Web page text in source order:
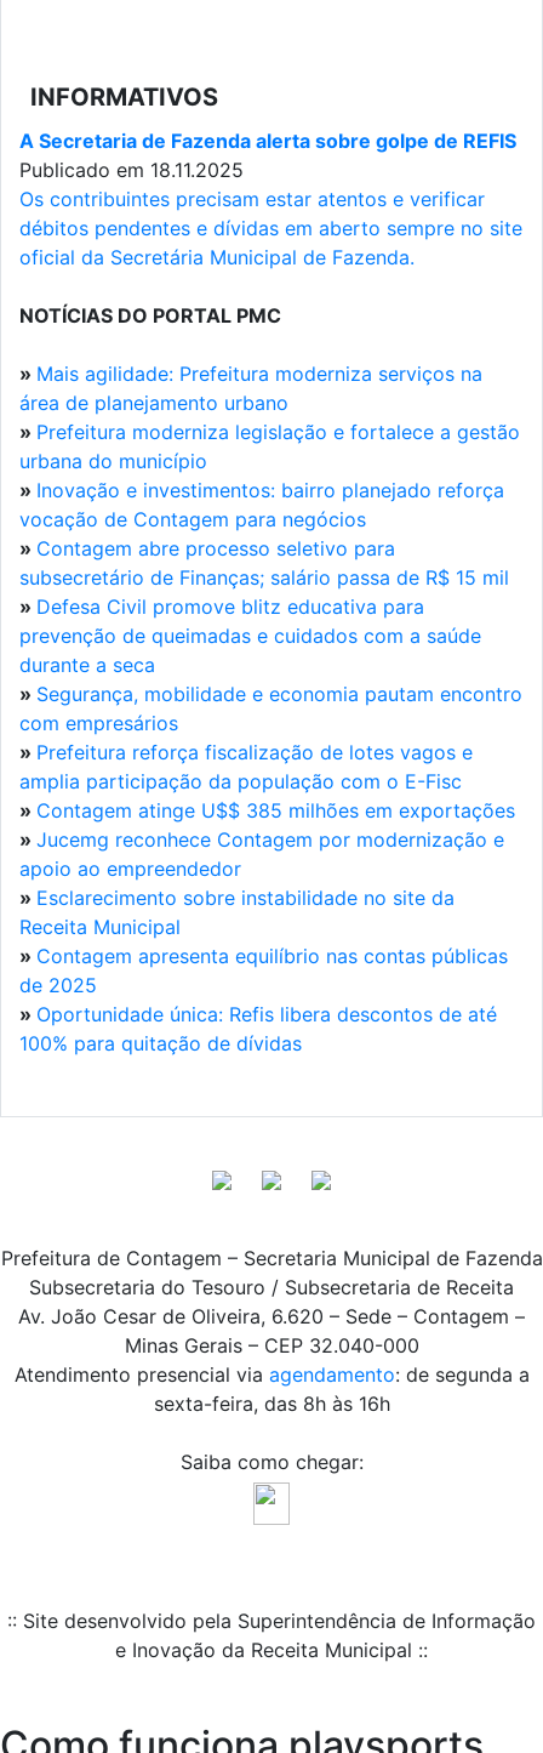
INFORMATIVOS
A Secretaria de Fazenda alerta sobre golpe de REFIS
Publicado em 18.11.2025
Os contribuintes precisam estar atentos e verificar
débitos pendentes e dívidas em aberto sempre no site
oficial da Secretária Municipal de Fazenda.
NOTÍCIAS DO PORTAL PMC
» Mais agilidade: Prefeitura moderniza serviços na
área de planejamento urbano
» Prefeitura moderniza legislação e fortalece a gestão
urbana do município
» Inovação e investimentos: bairro planejado reforça
vocação de Contagem para negócios
» Contagem abre processo seletivo para
subsecretário de Finanças; salário passa de R$ 15 mil
» Defesa Civil promove blitz educativa para
prevenção de queimadas e cuidados com a saúde
durante a seca
» Segurança, mobilidade e economia pautam encontro
com empresários
» Prefeitura reforça fiscalização de lotes vagos e
amplia participação da população com o E-Fisc
» Contagem atinge U$$ 385 milhões em exportações
» Jucemg reconhece Contagem por modernização e
apoio ao empreendedor
» Esclarecimento sobre instabilidade no site da
Receita Municipal
» Contagem apresenta equilíbrio nas contas públicas
de 2025
» Oportunidade única: Refis libera descontos de até
100% para quitação de dívidas
Prefeitura de Contagem – Secretaria Municipal de Fazenda
Subsecretaria do Tesouro / Subsecretaria de Receita
Av. João Cesar de Oliveira, 6.620 – Sede – Contagem –
Minas Gerais – CEP 32.040-000
Atendimento presencial via agendamento: de segunda a
sexta-feira, das 8h às 16h
Saiba como chegar:
:: Site desenvolvido pela Superintendência de Informação
e Inovação da Receita Municipal ::